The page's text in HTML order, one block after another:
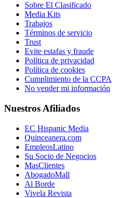
Sobre El Clasificado
Media Kits
Trabajos
Términos de servicio
Trust
Evite estafas y fraude
Política de privacidad
Política de cookies
Cumplimiento de la CCPA
No vender mi información
Nuestros Afiliados
EC Hispanic Media
Quinceanera.com
EmpleosLatino
Su Socio de Negocios
MasClientes
AbogadoMall
Al Borde
Vivela Revista